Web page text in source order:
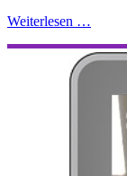
Weiterlesen …